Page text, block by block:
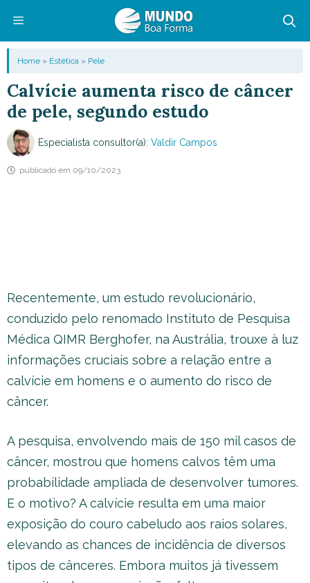
conteúdo
Menu
Home » Estética » Pele
Calvície aumenta risco de câncer
de pele, segundo estudo
Especialista consultor(a): Valdir Campos
publicado em 09/10/2023
Recentemente, um estudo revolucionário,
conduzido pelo renomado Instituto de Pesquisa
Médica QIMR Berghofer, na Austrália, trouxe à luz
informações cruciais sobre a relação entre a
calvície em homens e o aumento do risco de
câncer.
A pesquisa, envolvendo mais de 150 mil casos de
câncer, mostrou que homens calvos têm uma
probabilidade ampliada de desenvolver tumores.
E o motivo? A calvície resulta em uma maior
exposição do couro cabeludo aos raios solares,
elevando as chances de incidência de diversos
tipos de cânceres. Embora muitos já tivessem